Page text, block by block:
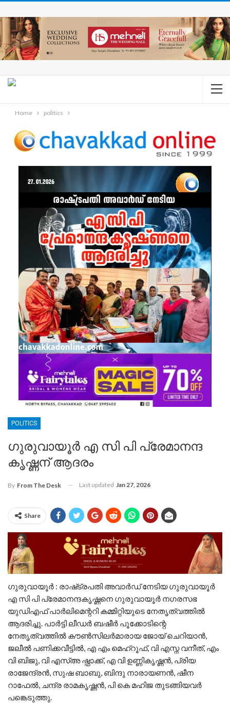
Home politics
POLITICS
ഗുരുവായൂർ എ സി പി പ്രേമാനന്ദ
കൃഷ്ണന് ആദരം
By From The Desk Last updated Jan 27, 2026
Share
ഗുരുവായൂർ : രാഷ്‌ട്രപതി അവാർഡ് നേടിയ ഗുരുവായൂർ
എ സി പി പ്രേമാനന്ദകൃഷ്ണനെ ഗുരുവായൂർ നഗരസഭ
യുഡിഎഫ് പാർലിമെന്ററി കമ്മിറ്റിയുടെ നേതൃത്വത്തിൽ
ആദരിച്ചു. പാർട്ടി ലീഡർ ബഷീർ പൂക്കോടിന്റെ
നേതൃത്വത്തിൽ കൗൺസിലർമാരായ ജോയ് ചെറിയാൻ,
ജലീൽ പണിക്കവീട്ടിൽ, എ എം മെഹ്‌റൂഫ്, വി എസ്ന വനീത്, എം
വി ബിജു, വി എസ്അ ഷ്ഫാക്ക്, എ വി ഉണ്ണികൃഷ്ണൻ, പ്രിയ
രാജേന്ദ്രൻ, സുഷ ബാബു, ബിന്ദു നാരായണൻ, ഷീന
റാഫേൽ, ചന്ദ്ര രാമകൃഷ്ണൻ, പി കെ മഹിജ തുടങ്ങിയവർ
പങ്കെടുത്തു.